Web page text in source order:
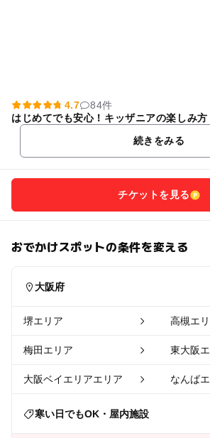
4.7
84件
はじめてでも安心！キッザニアの楽しみ方
続きをみる
チケットを見る
おでかけスポットの条件を変える
大阪府
堺エリア 高槻エ
梅田エリア 東大阪
大阪ベイエリアエリア なんば
寒い日でもOK・屋内施設